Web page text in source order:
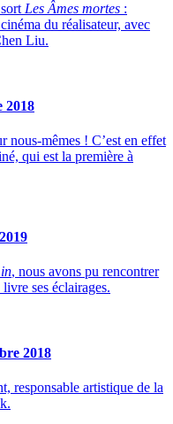
Les Âmes mortes :
du réalisateur, avec
Liu.
2018
mêmes ! C’est en effet
qui est la première à
, nous avons pu rencontrer
ses éclairages.
2018
responsable artistique de la